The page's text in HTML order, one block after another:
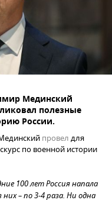
Мединский
полезные
России.
провел для
по военной истории
100 лет Россия напала
– по 3-4 раза. Ни одна